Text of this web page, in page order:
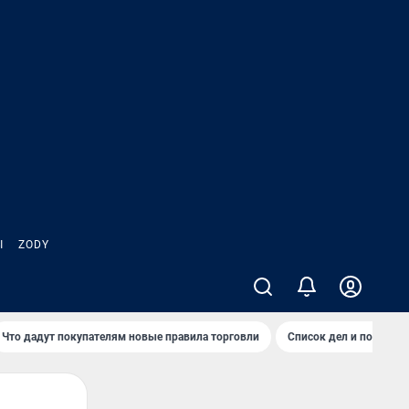
ZODY
Что дадут покупателям новые правила торговли Список дел и покупок